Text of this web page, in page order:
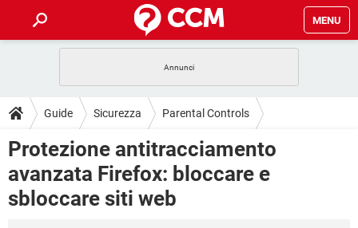
MENU
INTRATTENIMENTO ANDROID
iOS WINDOWS 10
INSTAGRAM WHATSAPP
TIKTOK
GUIDE
COVID-19
INTRATTENIMENTO ANDROID
DOWNLOAD
COVID-19 GAMING
INTRATTENIMENTO
FORUM
Guide Sicurezza Parental Controls
Protezione antitracciamento
avanzata Firefox: bloccare e
sbloccare siti web